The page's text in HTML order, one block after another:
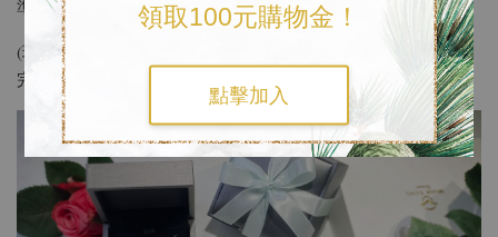
領取100元購物金！
點擊加入
準備簡約輕便的包裝
(環保包裝會省略精美提袋，其餘基本配備及防撞措施都會準備
完善。)